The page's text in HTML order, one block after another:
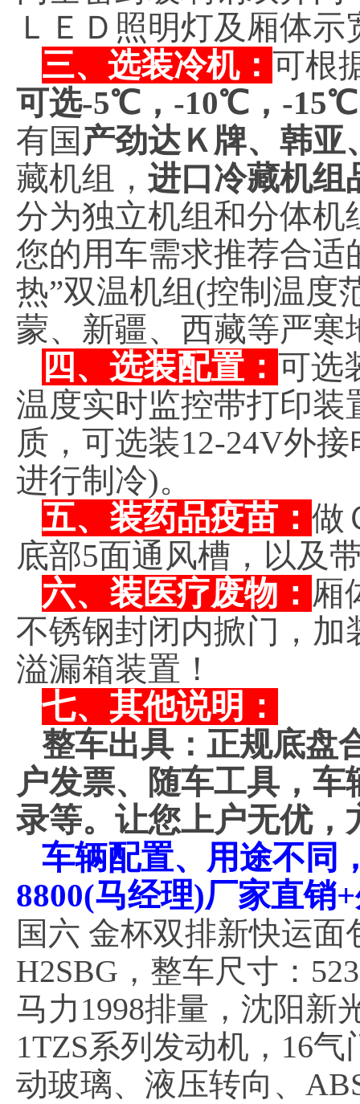
ＬＥＤ照明灯及厢体示
三、选装冷机： 可根
可选-5℃，-10℃，-
有国 产劲达Ｋ牌、韩
藏机组， 进口冷藏机组
分为独立机组和分体机
您的用车需求推荐合适
热”双温机组(控制温
蒙、新疆、西藏等严寒
四、选装配置： 可选
温度实时监控带打印
质，可选装12-24V外
进行制冷)。
五、装药品疫苗： 做
底部5面通风槽，以及
六、装医疗废物： 厢
不锈钢封闭内掀门，
溢漏箱装置！
七、其他说明：
整车出具：正规底盘
户发票、随车工具，
录等。让您上户无优，
车辆配置、用途不同
8800(马经理)厂家直销
国六 金杯双排新快运
H2SBG，整车尺寸：
马力1998排量，沈阳新
1TZS系列发动机，16
动玻璃、液压转向、